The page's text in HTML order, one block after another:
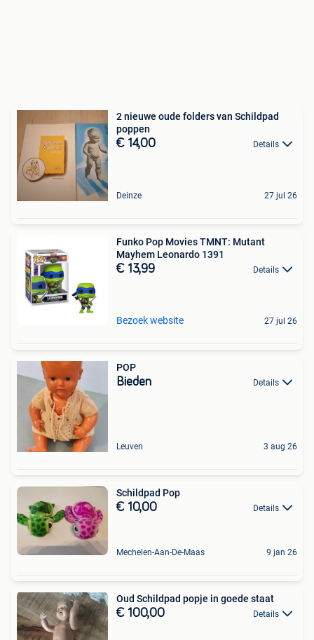
2 nieuwe oude folders van Schildpad
poppen
€ 14,00 Details
Deinze 27 jul 26
Funko Pop Movies TMNT: Mutant
Mayhem Leonardo 1391
€ 13,99 Details
Bezoek website 27 jul 26
POP
Bieden Details
Leuven 3 aug 26
Schildpad Pop
€ 10,00 Details
Mechelen-Aan-De-Maas 9 jan 26
Oud Schildpad popje in goede staat
€ 100,00 Details